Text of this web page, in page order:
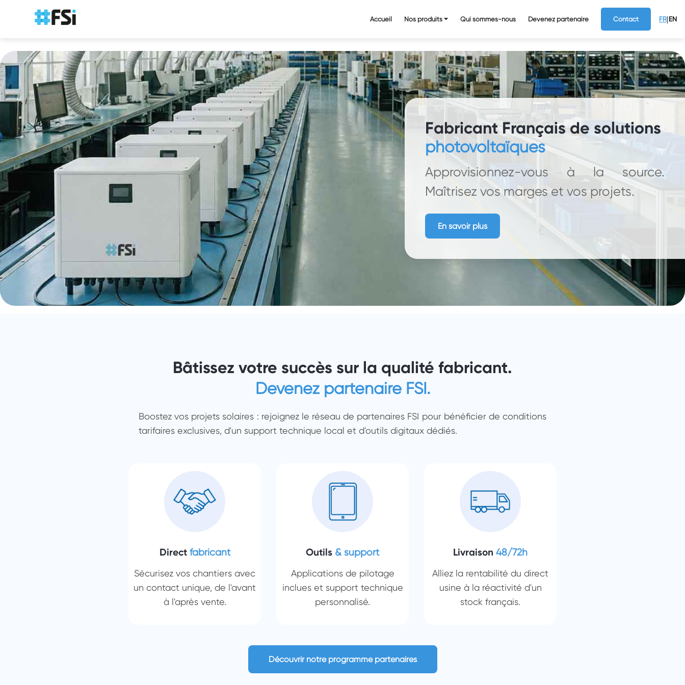
Accueil Nos produits ⏷ Qui sommes-nous Devenez partenaire Contact FR|EN
Fabricant Français de solutions
photovoltaïques
Approvisionnez-vous à la source.
Maîtrisez vos marges et vos projets.
En savoir plus
Bâtissez votre succès sur la qualité fabricant.
Devenez partenaire FSI.
Boostez vos projets solaires : rejoignez le réseau de partenaires FSI pour bénéficier de conditions
tarifaires exclusives, d'un support technique local et d'outils digitaux dédiés.
Direct fabricant
Sécurisez vos chantiers avec
un contact unique, de l'avant
à l'après vente.
Outils & support
Applications de pilotage
inclues et support technique
personnalisé.
Livraison 48/72h
Alliez la rentabilité du direct
usine à la réactivité d'un
stock français.
Découvrir notre programme partenaires